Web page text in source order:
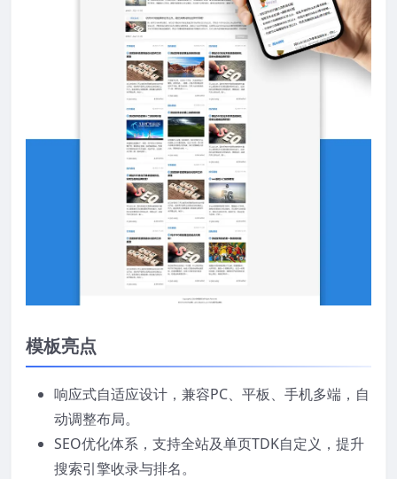
模板亮点
响应式自适应设计，兼容PC、平板、手机多端，自
动调整布局。
SEO优化体系，支持全站及单页TDK自定义，提升
搜索引擎收录与排名。